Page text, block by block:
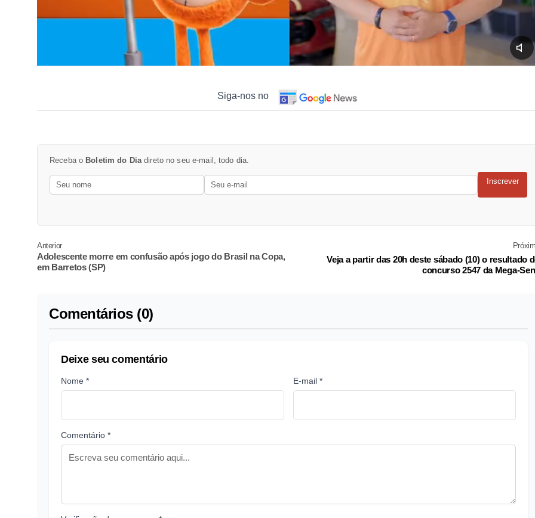
Siga-nos no
Receba o Boletim do Diadireto no seu e-mail, todo dia.
Inscrever
Anterior
Adolescente morre em confusão após jogo do Brasil na Copa,
em Barretos (SP)
Veja a partir das 20h deste sábado (10) o resultado
concurso 2547 da Mega-
Comentários (0)
Deixe seu comentário
Nome * E-mail *
Comentário *